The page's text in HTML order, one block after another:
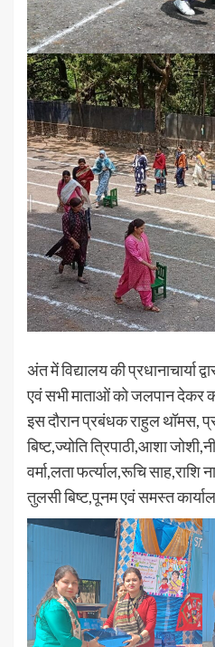
अंत में विद्यालय की प्रधानाचार्या
एवं सभी माताओं को जलपान देकर
इस दौरान प्रबंधक राहुल थॉमस,
बिष्ट,ज्योति त्रिपाठी,आशा
वर्मा,लता फर्त्याल,रूचि साह,राशि
तुलसी बिष्ट,पूनम एवं समस्त